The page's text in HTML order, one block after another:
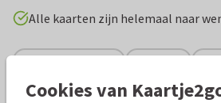
Alle kaarten zijn helemaal naar
Vakantiekaarten Revista
Cookies van